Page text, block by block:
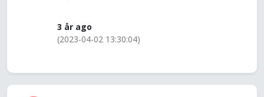
3 år ago
(2023-04-02 13:30:04)